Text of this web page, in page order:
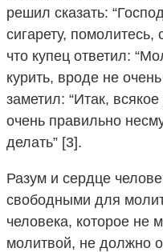
решил сказать:
сигарету,
что купец ответил:
курить, вроде не
заметил: “Итак,
очень правильно
делать” [3].
Разум и сердце
свободными для
человека, которое не
молитвой, не должно